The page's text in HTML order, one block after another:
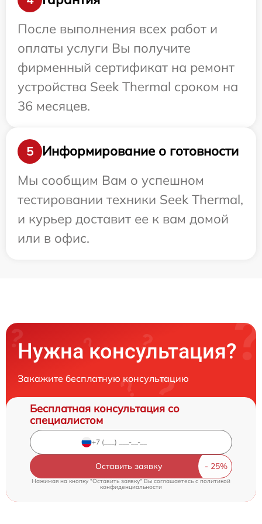
После выполнения всех работ и
оплаты услуги Вы получите
фирменный сертификат на ремонт
устройства Seek Thermal сроком на
36 месяцев.
5
Информирование о готовности
Мы сообщим Вам о успешном
тестировании техники Seek Thermal,
и курьер доставит ее к вам домой
или в офис.
Нужна консультация?
Закажите бесплатную консультацию
Бесплатная консультация со
специалистом
Оставить заявку
Нажимая на кнопку "Оставить заявку" Вы соглашаетесь cполитикой
конфиденциальности